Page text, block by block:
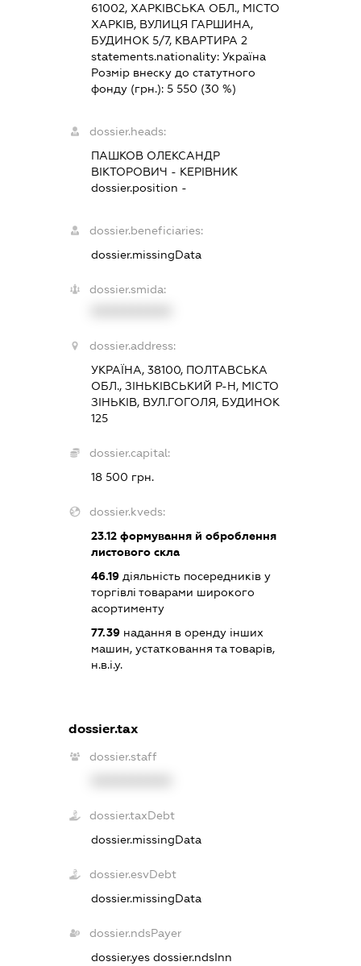
61002, ХАРКІВСЬКА ОБЛ., МІСТО
ХАРКІВ, ВУЛИЦЯ ГАРШИНА,
БУДИНОК 5/7, КВАРТИРА 2
statements.nationality:Україна
Розмір внеску до статутного
фонду (грн.):5 550 (30 %)
dossier.heads:
ПАШКОВ ОЛЕКСАНДР
ВІКТОРОВИЧ - КЕРІВНИК
dossier.position -
dossier.beneficiaries:
dossier.missingData
dossier.smida:
dossier.address:
УКРАЇНА, 38100, ПОЛТАВСЬКА
ОБЛ., ЗІНЬКІВСЬКИЙ Р-Н, МІСТО
ЗІНЬКІВ, ВУЛ.ГОГОЛЯ, БУДИНОК
125
dossier.capital:
18 500 грн.
dossier.kveds:
23.12 формування й оброблення
листового скла
46.19 діяльність посередників у
торгівлі товарами широкого
асортименту
77.39 надання в оренду інших
машин, устатковання та товарів,
н.в.і.у.
dossier.tax
dossier.staff
dossier.taxDebt
dossier.missingData
dossier.esvDebt
dossier.missingData
dossier.ndsPayer
dossier.yesdossier.ndsInn